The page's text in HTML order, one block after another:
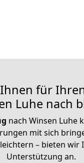
für
Luhe nach
nach Winsen Luhe
mit sich
– bieten wir
Unterstützung an.